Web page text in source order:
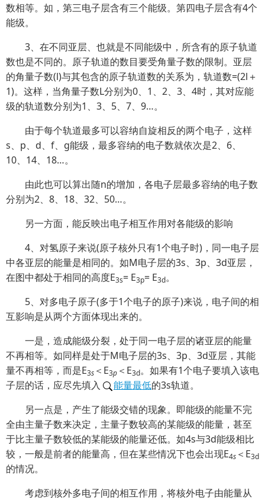
数相等。如，第三电子层含有三个能级。第四电子层含有4个
能级。
3、在不同亚层、也就是不同能级中，所含有的原子轨道
数也是不同的。原子轨道的数目要受角量子数的限制。亚层
的角量子数(l)与其包含的原子轨道数的关系为，轨道数=(2l＋
1)。这样，当角量子数L分别为0、1、2、3、4时，其对应能
级的轨道数分别为1、3、5、7、9…。
由于每个轨道最多可以容纳自旋相反的两个电子，这样
s、p、d、f、g能级，最多容纳的电子数就依次是2、6、
10、14、18…。
由此也可以算出随n的增加，各电子层最多容纳的电子数
分别为2、8、18、32、50…。
另一方面，能反映出电子相互作用对各能级的影响
4、对氢原子来说(原子核外只有1个电子时)，同一电子层
中各亚层的能量是相同的。如M电子层的3s、3p、3d亚层，
在图中都处于相同的高度E3s= E3p= E3d。
5、对多电子原子(多于1个电子的原子)来说，电子间的相
互影响是从两个方面体现出来的。
一是，造成能级分裂，处于同一电子层的诸亚层的能量
不再相等。如同样是处于M电子层的3s、3p、3d亚层，其能
量不再相等，而是E3s ＜E3p ＜E3d。如果有1个电子要填入该电
子层的话，应尽先填入
能量最低的3s轨道。
另一点是，产生了能级交错的现象。即能级的能量不完
全由主量子数来决定，主量子数较高的某能级的能量，甚至
于比主量子数较低的某能级的能量还低。如4s与3d能级相比
较，一般是前者的能量高，但在某些情况下也会出现E4s ＜E3d
的情况。
考虑到核外多电子间的相互作用，将核外电子由能量从